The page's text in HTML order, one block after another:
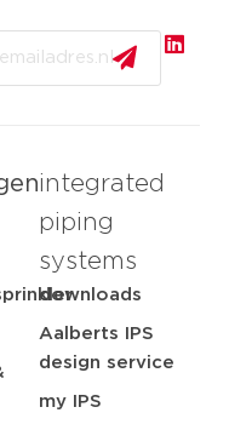
integrated
piping
systems
downloads
Aalberts IPS
design service
my IPS